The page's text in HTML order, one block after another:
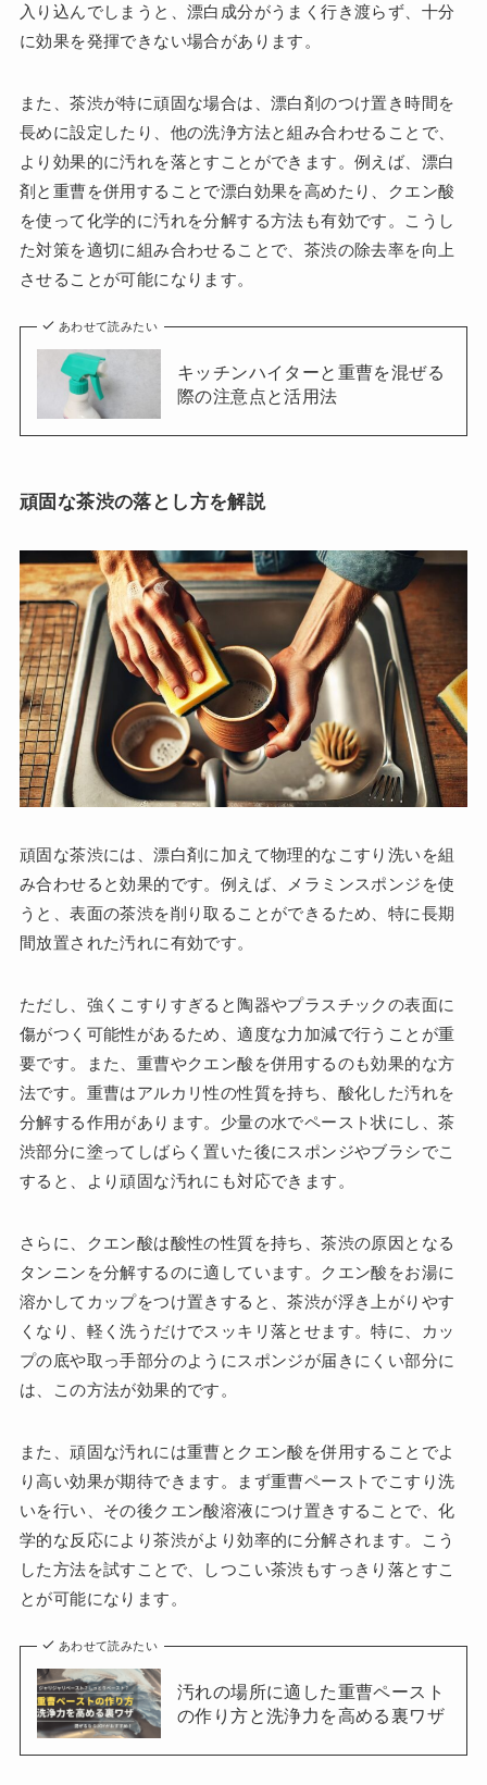
入り込んでしまうと、漂白成分がうまく行き渡らず、十分
に効果を発揮できない場合があります。
また、茶渋が特に頑固な場合は、漂白剤のつけ置き時間を
長めに設定したり、他の洗浄方法と組み合わせることで、
より効果的に汚れを落とすことができます。例えば、漂白
剤と重曹を併用することで漂白効果を高めたり、クエン酸
を使って化学的に汚れを分解する方法も有効です。こうし
た対策を適切に組み合わせることで、茶渋の除去率を向上
させることが可能になります。
あわせて読みたい
キッチンハイターと重曹を混ぜる
際の注意点と活用法
頑固な茶渋の落とし方を解説
頑固な茶渋には、漂白剤に加えて物理的なこすり洗いを組
み合わせると効果的です。例えば、メラミンスポンジを使
うと、表面の茶渋を削り取ることができるため、特に長期
間放置された汚れに有効です。
ただし、強くこすりすぎると陶器やプラスチックの表面に
傷がつく可能性があるため、適度な力加減で行うことが重
要です。また、重曹やクエン酸を併用するのも効果的な方
法です。重曹はアルカリ性の性質を持ち、酸化した汚れを
分解する作用があります。少量の水でペースト状にし、茶
渋部分に塗ってしばらく置いた後にスポンジやブラシでこ
すると、より頑固な汚れにも対応できます。
さらに、クエン酸は酸性の性質を持ち、茶渋の原因となる
タンニンを分解するのに適しています。クエン酸をお湯に
溶かしてカップをつけ置きすると、茶渋が浮き上がりやす
くなり、軽く洗うだけでスッキリ落とせます。特に、カッ
プの底や取っ手部分のようにスポンジが届きにくい部分に
は、この方法が効果的です。
また、頑固な汚れには重曹とクエン酸を併用することでよ
り高い効果が期待できます。まず重曹ペーストでこすり洗
いを行い、その後クエン酸溶液につけ置きすることで、化
学的な反応により茶渋がより効率的に分解されます。こう
した方法を試すことで、しつこい茶渋もすっきり落とすこ
とが可能になります。
あわせて読みたい
汚れの場所に適した重曹ペースト
の作り方と洗浄力を高める裏ワザ